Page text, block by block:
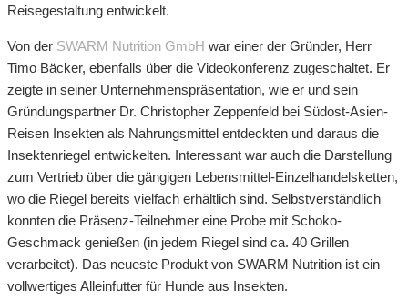
Reisegestaltung entwickelt.
Von der SWARM Nutrition GmbH war einer der Gründer, Herr
Timo Bäcker, ebenfalls über die Videokonferenz zugeschaltet. Er
zeigte in seiner Unternehmenspräsentation, wie er und sein
Gründungspartner Dr. Christopher Zeppenfeld bei Südost-Asien-
Reisen Insekten als Nahrungsmittel entdeckten und daraus die
Insektenriegel entwickelten. Interessant war auch die Darstellung
zum Vertrieb über die gängigen Lebensmittel-Einzelhandelsketten,
wo die Riegel bereits vielfach erhältlich sind. Selbstverständlich
konnten die Präsenz-Teilnehmer eine Probe mit Schoko-
Geschmack genießen (in jedem Riegel sind ca. 40 Grillen
verarbeitet). Das neueste Produkt von SWARM Nutrition ist ein
vollwertiges Alleinfutter für Hunde aus Insekten.